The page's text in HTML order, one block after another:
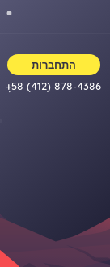
התחברות
+58 (412) 878-4386